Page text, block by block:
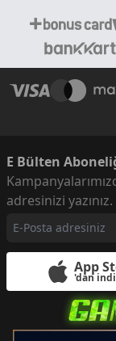
E Bülten
adresinizi yazınız.
App
'dan